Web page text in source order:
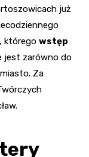
już
którego wstęp
jest zarówno do
Za